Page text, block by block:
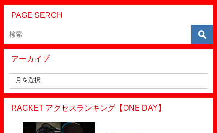
PAGE SERCH
アーカイブ
RACKET アクセスランキング【ONE DAY】